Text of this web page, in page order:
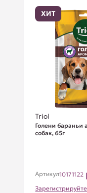
ХИТ
Triol
Голени бараньи
собак, 65г
Артикул10171122